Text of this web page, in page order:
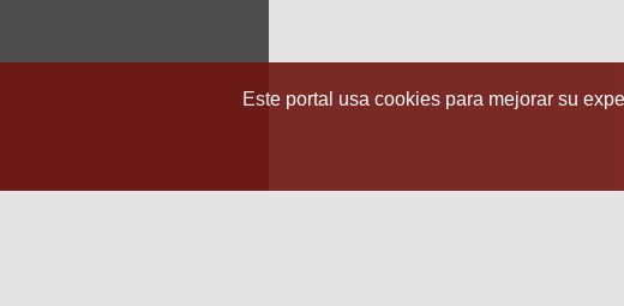
Este portal usa cookies para mejorar su